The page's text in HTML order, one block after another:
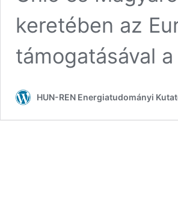
keretében az
támogatásával
HUN-REN Energiatudományi